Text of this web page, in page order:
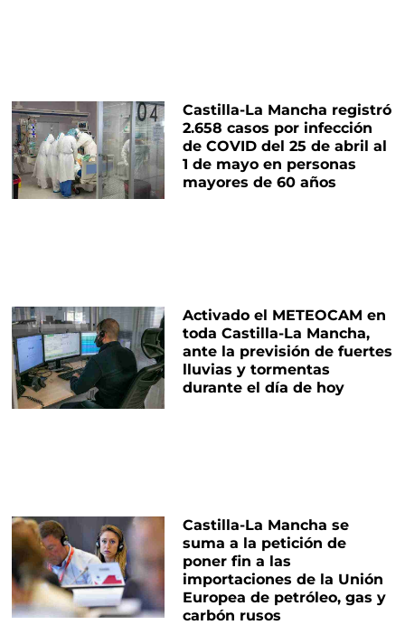
Castilla-La Mancha registró
2.658 casos por infección
de COVID del 25 de abril al
1 de mayo en personas
mayores de 60 años
Activado el METEOCAM en
toda Castilla-La Mancha,
ante la previsión de fuertes
lluvias y tormentas
durante el día de hoy
Castilla-La Mancha se
suma a la petición de
poner fin a las
importaciones de la Unión
Europea de petróleo, gas y
carbón rusos